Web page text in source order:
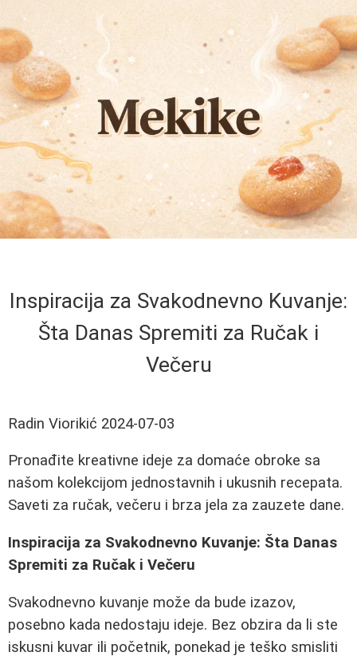
Inspiracija za Svakodnevno Kuvanje:
Šta Danas Spremiti za Ručak i
Večeru
Radin Viorikić 2024-07-03
Pronađite kreativne ideje za domaće obroke sa
našom kolekcijom jednostavnih i ukusnih recepata.
Saveti za ručak, večeru i brza jela za zauzete dane.
Inspiracija za Svakodnevno Kuvanje: Šta Danas
Spremiti za Ručak i Večeru
Svakodnevno kuvanje može da bude izazov,
posebno kada nedostaju ideje. Bez obzira da li ste
iskusni kuvar ili početnik, ponekad je teško smisliti